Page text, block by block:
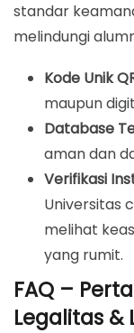
standar
melindungi
Kode Unik
maupun
Database
aman dan
Verifikasi
Universitas
melihat
yang rumit.
FAQ –
Legalitas &